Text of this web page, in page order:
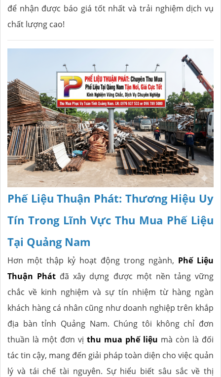
để nhận được báo giá tốt nhất và trải nghiệm dịch vụ
chất lượng cao!
Phế Liệu Thuận Phát: Thương Hiệu Uy
Tín Trong Lĩnh Vực Thu Mua Phế Liệu
Tại Quảng Nam
Hơn một thập kỷ hoạt động trong ngành, Phế Liệu
Thuận Phát đã xây dựng được một nền tảng vững
chắc về kinh nghiệm và sự tín nhiệm từ hàng ngàn
khách hàng cá nhân cũng như doanh nghiệp trên khắp
địa bàn tỉnh Quảng Nam. Chúng tôi không chỉ đơn
thuần là một đơn vị thu mua phế liệu mà còn là đối
tác tin cậy, mang đến giải pháp toàn diện cho việc quản
lý và tái chế tài nguyên. Sự hiểu biết sâu sắc về thị